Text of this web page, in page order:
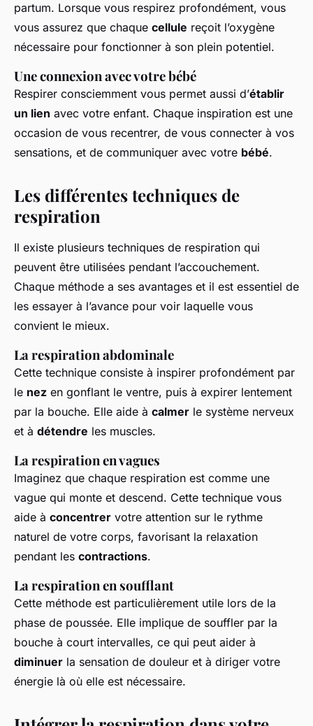
partum. Lorsque vous respirez profondément, vous
vous assurez que chaque cellule reçoit l’oxygène
nécessaire pour fonctionner à son plein potentiel.
Une connexion avec votre bébé
Respirer consciemment vous permet aussi d’établir
un lien avec votre enfant. Chaque inspiration est une
occasion de vous recentrer, de vous connecter à vos
sensations, et de communiquer avec votre bébé.
Les différentes techniques de
respiration
Il existe plusieurs techniques de respiration qui
peuvent être utilisées pendant l’accouchement.
Chaque méthode a ses avantages et il est essentiel de
les essayer à l’avance pour voir laquelle vous
convient le mieux.
La respiration abdominale
Cette technique consiste à inspirer profondément par
le nez en gonflant le ventre, puis à expirer lentement
par la bouche. Elle aide à calmer le système nerveux
et à détendre les muscles.
La respiration en vagues
Imaginez que chaque respiration est comme une
vague qui monte et descend. Cette technique vous
aide à concentrer votre attention sur le rythme
naturel de votre corps, favorisant la relaxation
pendant les contractions.
La respiration en soufflant
Cette méthode est particulièrement utile lors de la
phase de poussée. Elle implique de souffler par la
bouche à court intervalles, ce qui peut aider à
diminuer la sensation de douleur et à diriger votre
énergie là où elle est nécessaire.